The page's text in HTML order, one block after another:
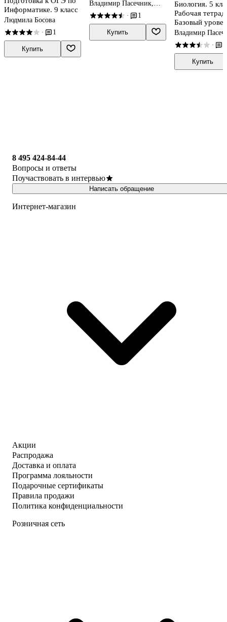
Информатике. 9 класс
Людмила Босова
· 1
Купить
Владимир Пасечник,
Сергей Суматохин, Глеб
Швецов
· 1
Купить
Биология. 5
Рабочая
Базовый
Владимир
Сергей
Швецов
·
Купить
8 495 424-84-44
Вопросы и ответы
Поучаствовать в интервью
Написать обращение
Интернет-магазин
Акции
Распродажа
Доставка и оплата
Программа лояльности
Подарочные сертификаты
Правила продажи
Политика конфиденциальности
Розничная сеть